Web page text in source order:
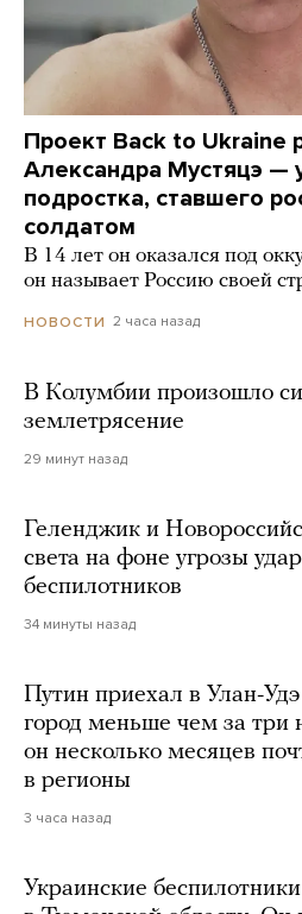
Проект Back to Ukraine
Александра Мустяцэ —
подростка, ставшего
солдатом
В 14 лет он оказался под
он называет Россию своей
НОВОСТИ 2 часа назад
В Колумбии произошло
землетрясение
29 минут назад
Геленджик и
света на фоне угрозы
беспилотников
34 минуты назад
Путин приехал в Улан-
город меньше чем за три
он несколько месяцев
в регионы
3 часа назад
Украинские